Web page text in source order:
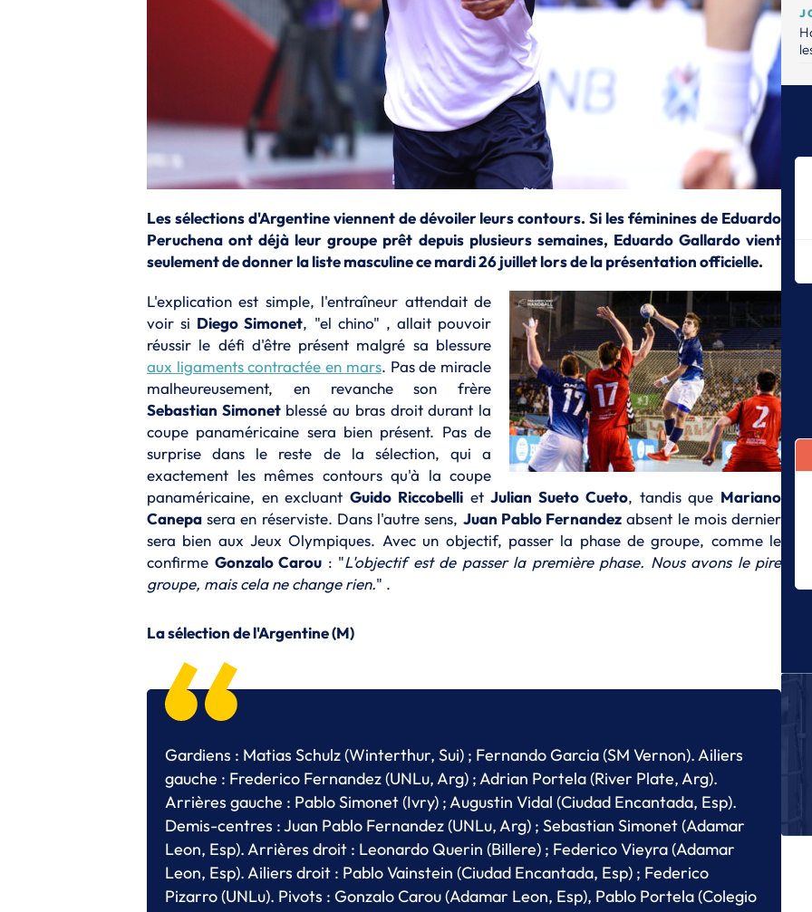
Les sélections d'Argentine viennent de dévoiler leurs contours. Si les féminines de Eduardo
Peruchena ont déjà leur groupe prêt depuis plusieurs semaines, Eduardo Gallardo vient
seulement de donner la liste masculine ce mardi 26 juillet lors de la présentation officielle.
L'explication est simple, l'entraîneur attendait de
voir si Diego Simonet, "el chino" , allait pouvoir
réussir le défi d'être présent malgré sa blessure
aux ligaments contractée en mars. Pas de miracle
malheureusement, en revanche son frère
Sebastian Simonetblessé au bras droit durant la
coupe panaméricaine sera bien présent. Pas de
surprise dans le reste de la sélection, qui a
exactement les mêmes contours qu'à la coupe
panaméricaine, en excluantGuido RiccobellietJulian Sueto Cueto, tandis que Mariano
Canepa sera en réserviste. Dans l'autre sens, Juan Pablo Fernandez absent le mois dernier
sera bien aux Jeux Olympiques. Avec un objectif, passer la phase de groupe, comme le
confirme Gonzalo Carou : "L'objectif est de passer la première phase. Nous avons le pire
groupe, mais cela ne change rien." .
La sélection de l'Argentine (M)
Gardiens : Matias Schulz (Winterthur, Sui) ; Fernando Garcia (SM Vernon). Ailiers
gauche : Frederico Fernandez (UNLu, Arg) ; Adrian Portela (River Plate, Arg).
Arrières gauche : Pablo Simonet (Ivry) ; Augustin Vidal (Ciudad Encantada, Esp).
Demis-centres : Juan Pablo Fernandez (UNLu, Arg) ; Sebastian Simonet (Adamar
Leon, Esp). Arrières droit : Leonardo Querin (Billere) ; Federico Vieyra (Adamar
Leon, Esp). Ailiers droit : Pablo Vainstein (Ciudad Encantada, Esp) ; Federico
Pizarro (UNLu). Pivots : Gonzalo Carou (Adamar Leon, Esp), Pablo Portela (Colegio